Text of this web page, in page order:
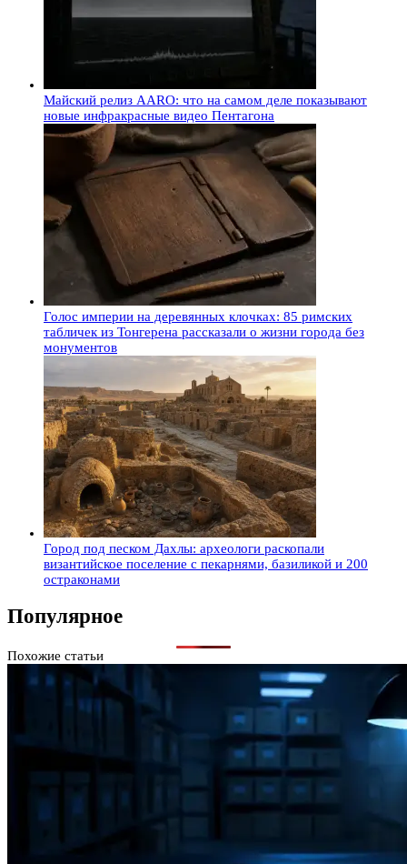
Майский релиз AARO: что на самом деле показывают
новые инфракрасные видео Пентагона
Голос империи на деревянных клочках: 85 римских
табличек из Тонгерена рассказали о жизни города без
монументов
Город под песком Дахлы: археологи раскопали
византийское поселение с пекарнями, базиликой и 200
остраконами
Популярное
Похожие статьи